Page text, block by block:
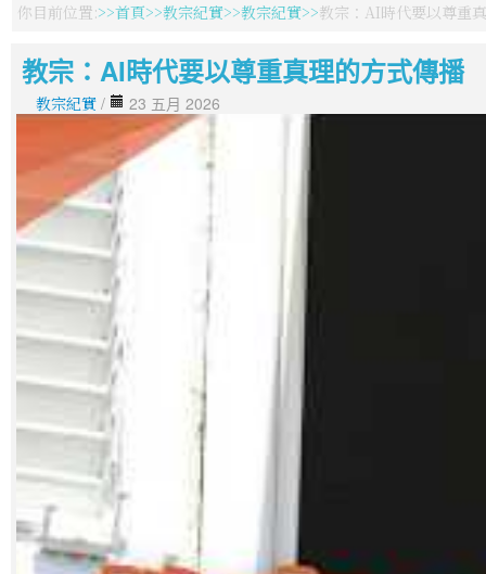
你目前位置: 首頁 教宗紀實 教宗紀實 教宗：AI時代要以尊重
教宗：AI時代要以尊重真理的方式傳播
教宗紀實 / 23 五月 2026